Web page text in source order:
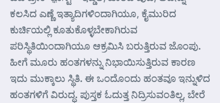
ಕಲಸಿದ ಎಣ್ಣೆ ಇತ್ಯಾದಿಗಳಿಂದಾಗಿಯೂ, ಕೈಮುರಿದ
ಕುರ್ಚಿಯಲ್ಲಿ ಕೂತುಕೊಳ್ಳಬೇಕಾಗಿರುವ
ಪರಿಸ್ಥಿತಿಯಿಂದಾಗಿಯೂ ಆಕ್ರಮಿಸಿ ಬರುತ್ತಿರುವ ಜೊಂಪು.
ಹೀಗೆ ಮೂರು ಹಂತಗಳನ್ನು ನಿಭಾಯಿಸುತ್ತಿರುವ ಕಾರಣ
ಇದು ಮುಕ್ಕಾಲು ಸ್ಥಿತಿ. ಈ ಒಂದೊಂದು ಹಂತವೂ ಇನ್ನುಳಿದ
ಹಂತಗಳಿಗೆ ವಿರುದ್ಧ. ಪುಸ್ತಕ ಓದುತ್ತ ನಿದ್ರಿಸುವಂತಿಲ್ಲ, ಬೇರೆ